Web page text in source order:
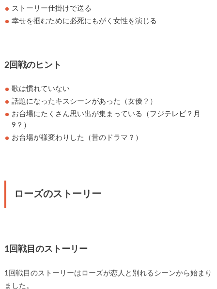
ストーリー仕掛けで送る
幸せを掴むために必死にもがく女性を演じる
2回戦のヒント
歌は慣れていない
話題になったキスシーンがあった（女優？）
お台場にたくさん思い出が集まっている（フジテレビ？月
9？）
お台場が様変わりした（昔のドラマ？）
ローズのストーリー
1回戦目のストーリー
1回戦目のストーリーはローズが恋人と別れるシーンから始まり
ました。